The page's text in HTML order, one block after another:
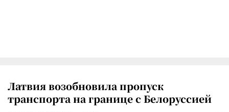
Латвия возобновила пропуск
транспорта на границе с Белоруссией